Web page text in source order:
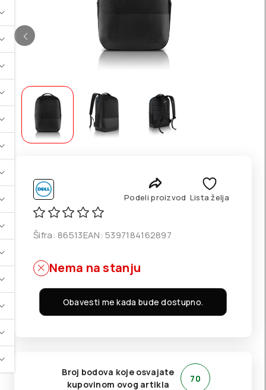
Podeli proizvod Lista želja
Šifra: 86513EAN:5397184162897
Nema na stanju
Obavesti me kada bude dostupno.
Broj bodova koje osvajate
kupovinom ovog artikla
70